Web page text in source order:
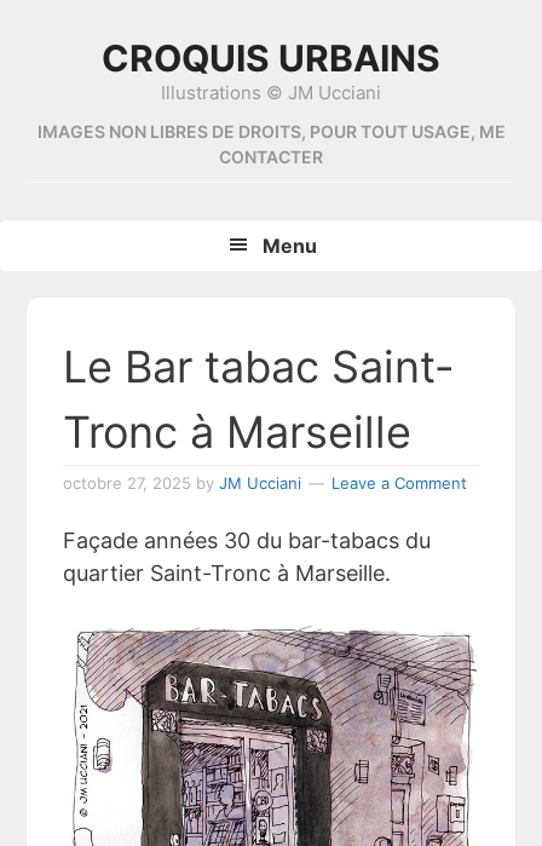
CROQUIS URBAINS
Illustrations © JM Ucciani
IMAGES NON LIBRES DE DROITS, POUR TOUT USAGE, ME
CONTACTER
Menu
Le Bar tabac Saint-
Tronc à Marseille
octobre 27, 2025 byJM Ucciani Leave a Comment
Façade années 30 du bar-tabacs du
quartier Saint-Tronc à Marseille.